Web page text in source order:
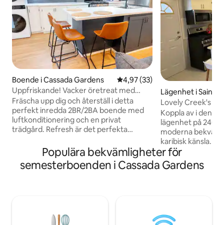
Boende i Cassada Gardens 4,97 av 5 i genomsnittligt
4,97 (33)
Uppfriskande! Vacker öretreat med
privat däck
Fräscha upp dig och återställ i detta
perfekt inredda 2BR/2BA boende med
luftkonditionering och en privat
trädgård. Refresh är det perfekta
studenter, affärsresenärer och de som
återvänder till ön för att besöka vänner
och familj. Bekvämt beläget till
minuter → Kryssningshamn 11 minuter →
Lägenhet i Saint
Lovely Creek's -
parkering
Koppla av i
lägenhet på 240
moderna
karibisk känsla.
från flygplatsen,
John's och en
stränder. Njut av
för
Populära bekvämligheter för
semesterboenden i Cassada Gardens